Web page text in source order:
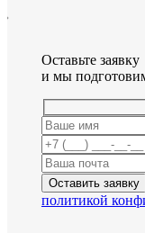
Оставьте заявку
и мы
политикой